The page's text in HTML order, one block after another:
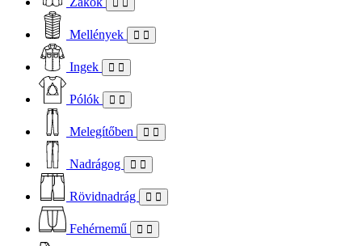
Mellények
Ingek
Pólók
Melegítőben
Nadrágog
Rövidnadrág
Fehérnemű